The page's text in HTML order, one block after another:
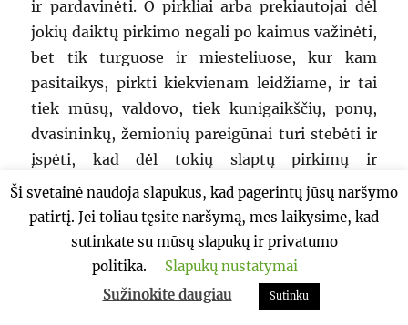
ir pardavinėti. O pirkliai arba prekiautojai dėl
jokių daiktų pirkimo negali po kaimus važinėti,
bet tik turguose ir miesteliuose, kur kam
pasitaikys, pirkti kiekvienam leidžiame, ir tai
tiek mūsų, valdovo, tiek kunigaikščių, ponų,
dvasininkų, žemionių pareigūnai turi stebėti ir
įspėti, kad dėl tokių slaptų pirkimų ir
pardavimų kaimuose vagysčių nedaugėtų.
IX straipsnis
Apie vagies vijimąsi pėdsakais dėl kokios nors
vagyste padarytos žalos
Ši svetainė naudoja slapukus, kad pagerintų jūsų naršymo
patirtį. Jei toliau tęsite naršymą, mes laikysime, kad
sutinkate su mūsų slapukų ir privatumo
politika.
Slapukų nustatymai
Sužinokite daugiau
Sutinku